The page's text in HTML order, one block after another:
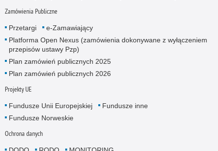
Zamówienia Publiczne
Przetargi
e-Zamawiający
Platforma Open Nexus (zamówienia dokonywane z wyłączeniem
przepisów ustawy Pzp)
Plan zamówień publicznych 2025
Plan zamówień publicznych 2026
Projekty UE
Fundusze Unii Europejskiej
Fundusze inne
Fundusze Norweskie
Ochrona danych